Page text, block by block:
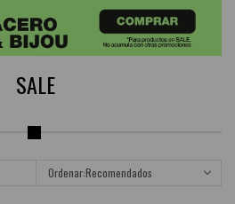
SALE
Recomendados